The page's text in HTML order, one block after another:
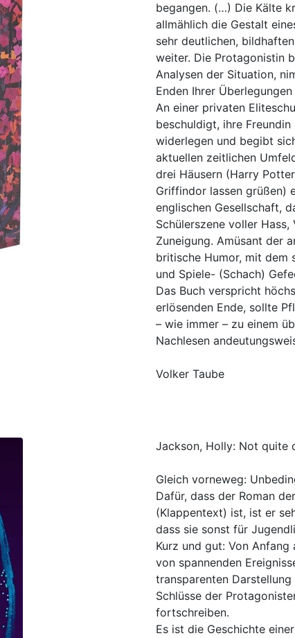
begangen. (…) Die Kälte
allmählich die Gestalt
sehr deutlichen,
weiter. Die Protagonistin
Analysen der Situation,
Enden Ihrer
An einer privaten
beschuldigt, ihre
widerlegen und begibt
aktuellen zeitlichen
drei Häusern (Harry
Griffindor lassen grüßen)
englischen Gesellschaft,
Schülerszene voller
Zuneigung. Amüsant der
britische Humor, mit dem
und Spiele- (Schach)
Das Buch verspricht
erlösenden Ende, sollte
– wie immer – zu einem
Nachlesen
Volker Taube
Jackson, Holly: Not quite
Gleich vorneweg:
Dafür, dass der Roman
(Klappentext) ist, ist er
dass sie sonst für
Kurz und gut: Von
von spannenden
transparenten
Schlüsse der
fortschreiben.
Es ist die Geschichte